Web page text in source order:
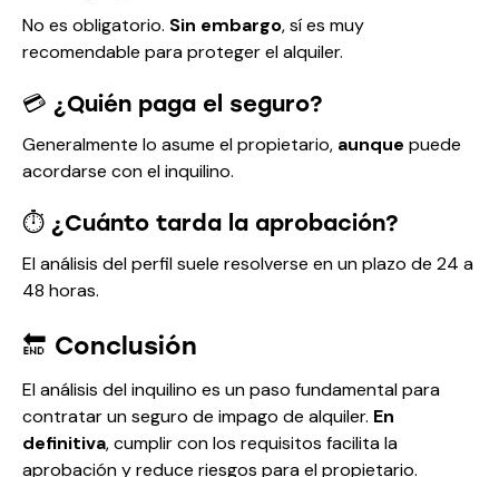
No es obligatorio. Sin embargo, sí es muy
recomendable para proteger el alquiler.
💳 ¿Quién paga el seguro?
Generalmente lo asume el propietario, aunque puede
acordarse con el inquilino.
⏱️ ¿Cuánto tarda la aprobación?
El análisis del perfil suele resolverse en un plazo de 24 a
48 horas.
🔚 Conclusión
El análisis del inquilino es un paso fundamental para
contratar un seguro de impago de alquiler. En
definitiva, cumplir con los requisitos facilita la
aprobación y reduce riesgos para el propietario.